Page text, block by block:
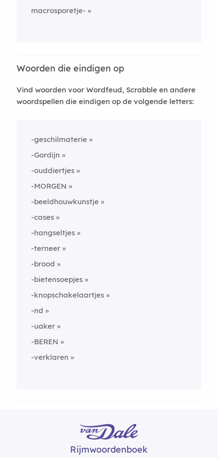
macrosporetje-
Woorden die eindigen op
Vind woorden voor Wordfeud, Scrabble en andere
woordspellen die eindigen op de volgende letters:
-geschilmaterie
-Gordijn
-ouddiertjes
-MORGEN
-beeldhouwkunstje
-cases
-hangseltjes
-terneer
-brood
-bietensoepjes
-knopschakelaartjes
-nd
-uaker
-BEREN
-verklaren
Rijmwoordenboek